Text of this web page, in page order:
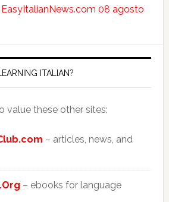
EasyItalianNews.com 08 agosto
LEARNING ITALIAN?
value these other sites:
– articles, news, and
– ebooks for language